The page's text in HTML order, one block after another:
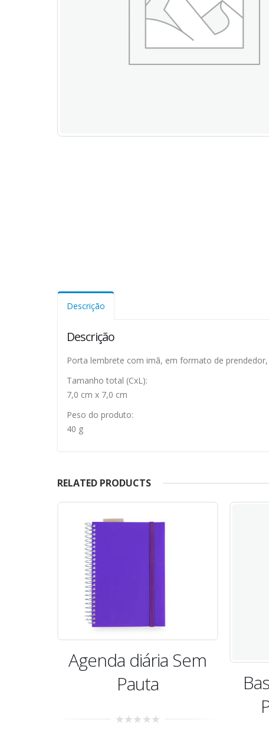
Descrição
Descrição
Porta lembrete com imã, em formato de
Tamanho total (CxL):
7,0 cm x 7,0 cm
Peso do produto:
40 g
RELATED PRODUCTS
Agenda diária Sem
Pauta